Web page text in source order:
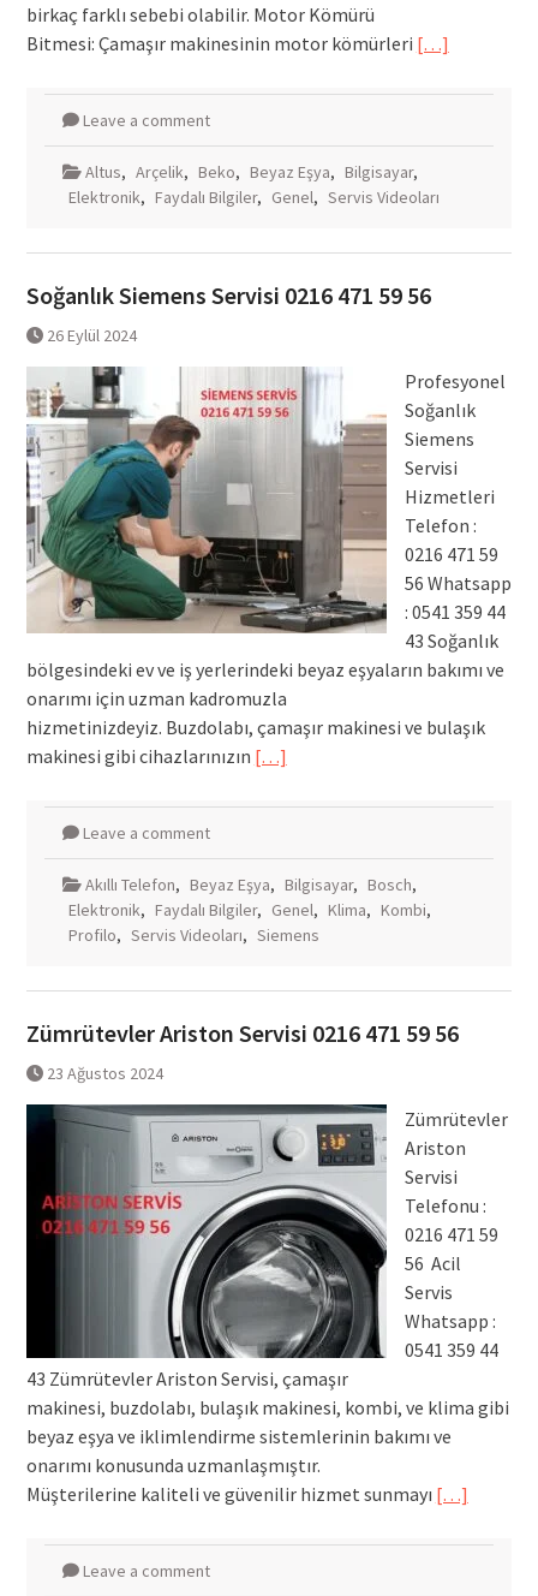
birkaç farklı sebebi olabilir. Motor Kömürü
Bitmesi: Çamaşır makinesinin motor kömürleri […]
Leave a comment
Altus, Arçelik, Beko, Beyaz Eşya, Bilgisayar,
Elektronik, Faydalı Bilgiler, Genel, Servis Videoları
Soğanlık Siemens Servisi 0216 471 59 56
26 Eylül 2024
Profesyonel
Soğanlık
Siemens
Servisi
Hizmetleri
Telefon :
0216 471 59
56 Whatsapp
: 0541 359 44
43 Soğanlık
bölgesindeki ev ve iş yerlerindeki beyaz eşyaların bakımı ve
onarımı için uzman kadromuzla
hizmetinizdeyiz. Buzdolabı, çamaşır makinesi ve bulaşık
makinesi gibi cihazlarınızın […]
Leave a comment
Akıllı Telefon, Beyaz Eşya, Bilgisayar, Bosch,
Elektronik, Faydalı Bilgiler, Genel, Klima, Kombi,
Profilo, Servis Videoları, Siemens
Zümrütevler Ariston Servisi 0216 471 59 56
23 Ağustos 2024
Zümrütevler
Ariston
Servisi
Telefonu :
0216 471 59
56 Acil
Servis
Whatsapp :
0541 359 44
43 Zümrütevler Ariston Servisi, çamaşır
makinesi, buzdolabı, bulaşık makinesi, kombi, ve klima gibi
beyaz eşya ve iklimlendirme sistemlerinin bakımı ve
onarımı konusunda uzmanlaşmıştır.
Müşterilerine kaliteli ve güvenilir hizmet sunmayı […]
Leave a comment